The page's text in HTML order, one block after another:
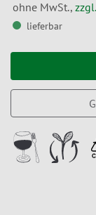
ohne MwSt.,
lieferbar